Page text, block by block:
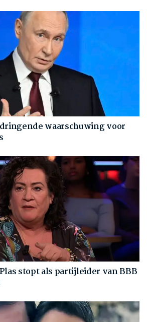
waarschuwing voor
stopt als partijleider van BBB